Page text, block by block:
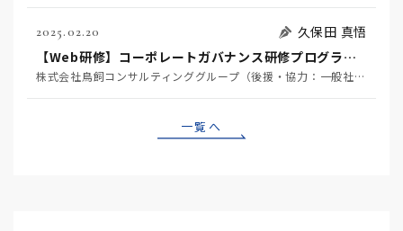
2025.02.20
久保田 真悟
【Web研修】コーポレートガバナンス研修プログラム～専門家が本音で語る部門横断の実践型研修～
株式会社鳥飼コンサルティンググループ（後援・協力：一般社団法人GBL研究所、一般社団法人日本CLO協会、鳥飼総合法律事務所、株式会社中央経済社）
一覧へ